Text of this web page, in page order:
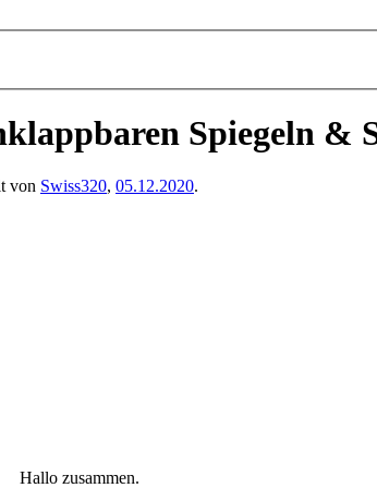
Spiegeln &
von Swiss320, 05.12.2020.
Hallo zusammen.